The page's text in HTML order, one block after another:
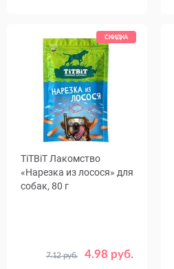
СКИДКА
TiTBiT Лакомство
«Нарезка из лосося» для
собак, 80 г
4.98 руб.
7.12 руб.
20.11.26